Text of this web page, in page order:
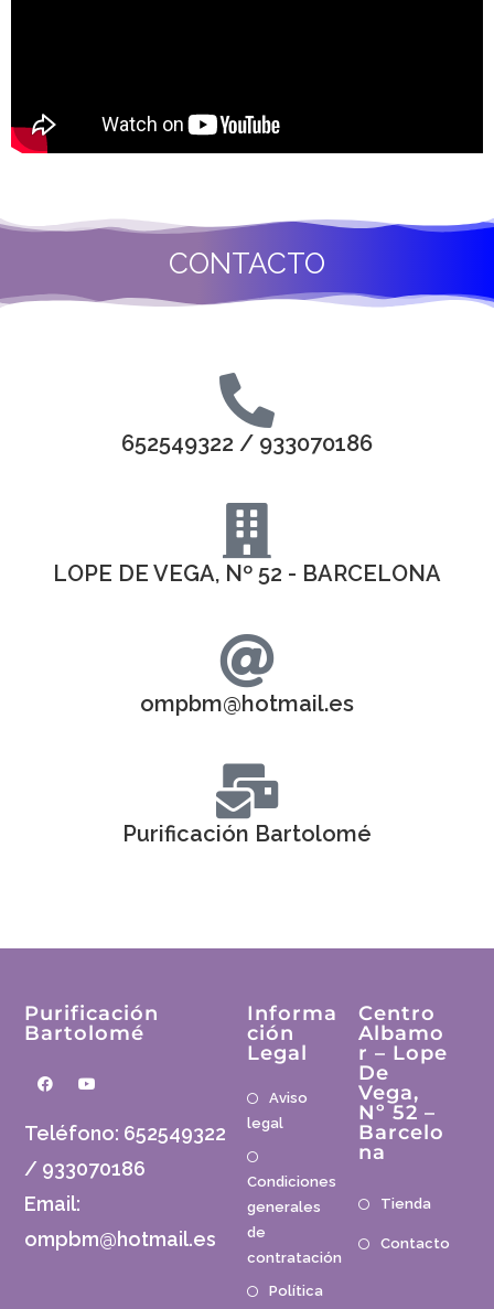
CONTACTO
652549322 / 933070186
LOPE DE VEGA, Nº 52 - BARCELONA
ompbm@hotmail.es
Purificación Bartolomé
Purificación
Bartolomé
Teléfono: 652549322
/ 933070186
Email:
ompbm@hotmail.es
Informa
Ción
Legal
Aviso
legal
Condiciones
generales
de
contratación
Política
Centro
Albamo
R – Lope
De
Vega,
Nº 52 –
Barcelo
Na
Tienda
Contacto